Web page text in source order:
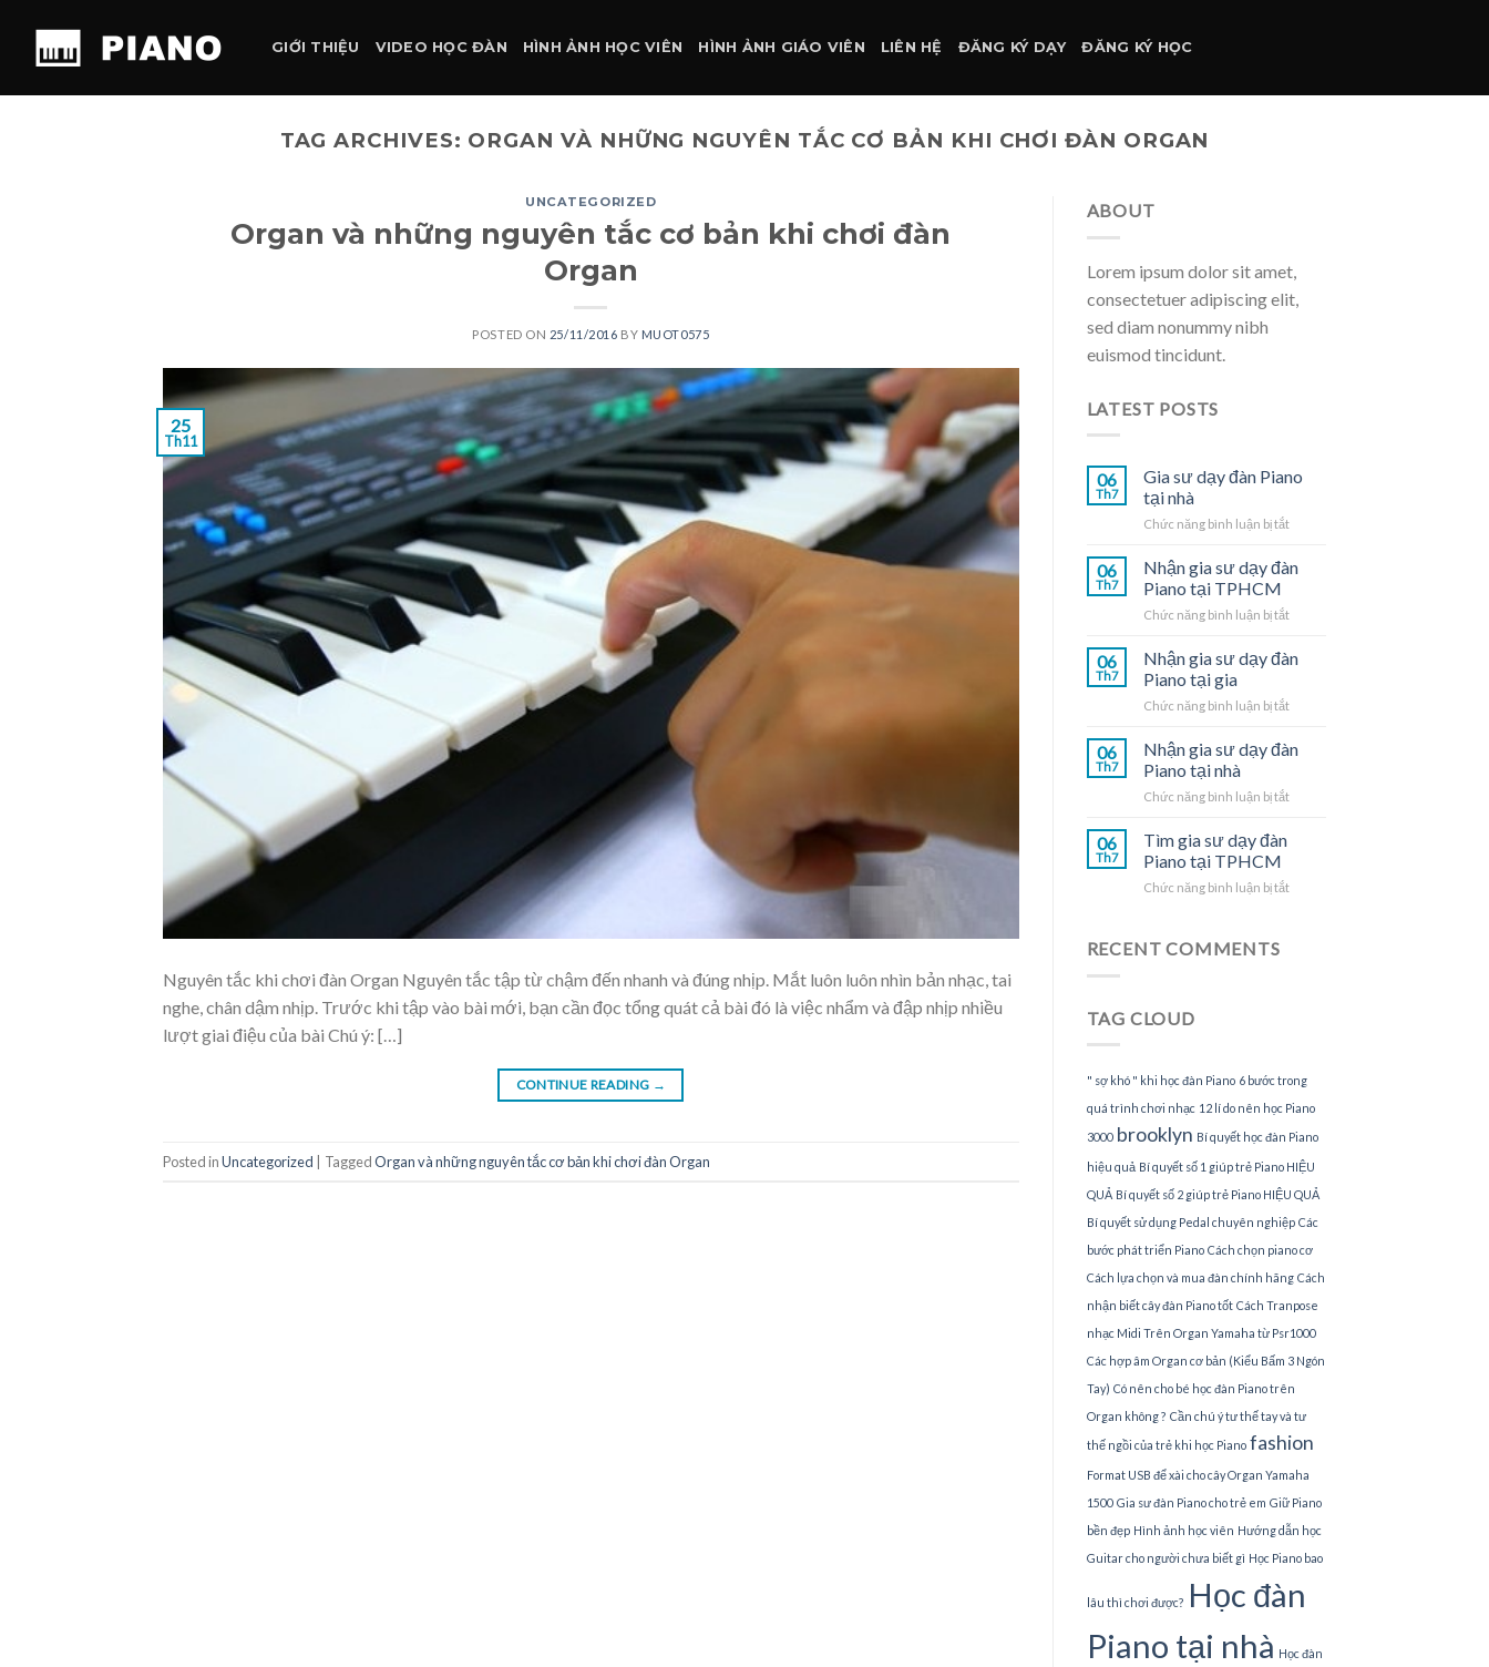
content
GIỚI THIỆU VIDEO HỌC ĐÀN HÌNH ẢNH HỌC VIÊN HÌNH ẢNH GIÁO VIÊN LIÊN HỆ ĐĂNG KÝ DẠY ĐĂNG KÝ HỌC
TAG ARCHIVES: ORGAN VÀ NHỮNG NGUYÊN TẮC CƠ BẢN KHI CHƠI ĐÀN ORGAN
UNCATEGORIZED
Organ và những nguyên tắc cơ bản khi chơi đàn
Organ
POSTED ON 25/11/2016 BY MUOT0575
25
Th11
Nguyên tắc khi chơi đàn Organ Nguyên tắc tập từ chậm đến nhanh và đúng nhịp. Mắt luôn luôn nhìn bản nhạc, tai
nghe, chân dậm nhịp. Trước khi tập vào bài mới, bạn cần đọc tổng quát cả bài đó là việc nhẩm và đập nhịp nhiều
lượt giai điệu của bài Chú ý: […]
CONTINUE READING →
Posted inUncategorized TaggedOrgan và những nguyên tắc cơ bản khi chơi đàn Organ
ABOUT
Lorem ipsum dolor sit amet,
consectetuer adipiscing elit,
sed diam nonummy nibh
euismod tincidunt.
LATEST POSTS
06
Th7
Gia sư dạy đàn Piano
tại nhà
Chức năng bình luận bị tắtở
Piano
nhà
06
Th7
Nhận gia sư dạy đàn
Piano tại TPHCM
Chức năng bình luận bị tắtở
đàn
tại
06
Th7
Nhận gia sư dạy đàn
Piano tại gia
Chức năng bình luận bị tắtở
đàn
06
Th7
Nhận gia sư dạy đàn
Piano tại nhà
Chức năng bình luận bị tắtở
đàn
06
Th7
Tìm gia sư dạy đàn
Piano tại TPHCM
Chức năng bình luận bị tắtở
RECENT COMMENTS
TAG CLOUD
" sợ khó " khi học đàn Piano 6 bước trong
quá trình chơi nhạc 12 lí do nên học Piano
3000 brooklyn Bí quyết học đàn Piano
hiệu quả Bí quyết số 1 giúp trẻ Piano HIỆU
QUẢ Bí quyết số 2 giúp trẻ Piano HIỆU QUẢ
Bí quyết sử dụng Pedal chuyên nghiệp Các
bước phát triển Piano Cách chọn piano cơ
Cách lựa chọn và mua đàn chính hãng Cách
nhận biết cây đàn Piano tốt Cách Tranpose
nhạc Midi Trên Organ Yamaha từ Psr1000
Các hợp âm Organ cơ bản (Kiểu Bấm 3 Ngón
Tay) Có nên cho bé học đàn Piano trên
Organ không ? Cần chú ý tư thế tay và tư
thế ngồi của trẻ khi học Piano fashion
Format USB để xài cho cây Organ Yamaha
1500 Gia sư đàn Piano cho trẻ em Giữ Piano
bền đẹp Hình ảnh học viên Hướng dẫn học
Guitar cho người chưa biết gì Học Piano bao
lâu thì chơi được? Học đàn
Piano tại nhà Học đàn